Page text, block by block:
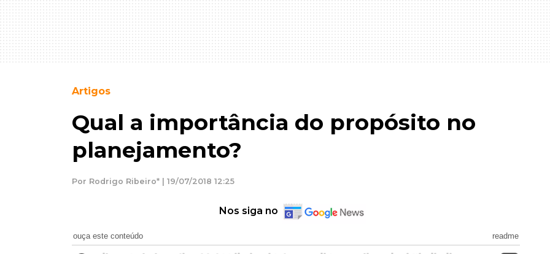
Artigos
Qual a importância do propósito no
planejamento?
Por Rodrigo Ribeiro* | 19/07/2018 12:25
Nos siga no
ouça este conteúdo readme